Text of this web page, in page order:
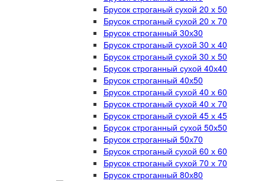
Брусок строганый сухой 20 х 50
Брусок строганый сухой 20 х 70
Брусок строганный 30х30
Брусок строганый сухой 30 х 40
Брусок строганый сухой 30 х 50
Брусок строганный сухой 40х40
Брусок строганный 40х50
Брусок строганый сухой 40 х 60
Брусок строганый сухой 40 х 70
Брусок строганый сухой 45 х 45
Брусок строганный сухой 50х50
Брусок строганный 50х70
Брусок строганый сухой 60 х 60
Брусок строганый сухой 70 х 70
Брусок строганный 80х80